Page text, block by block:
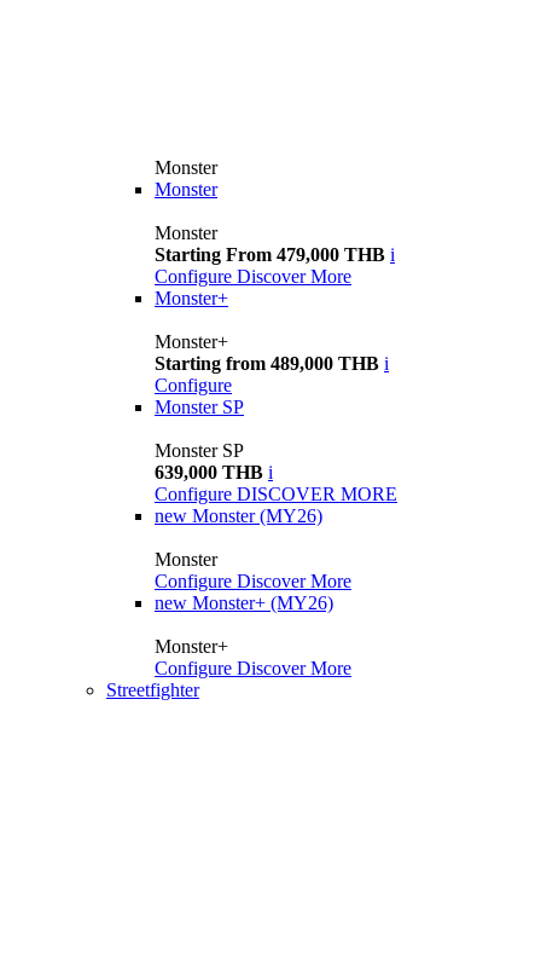
Monster
Monster
Monster
Starting From 479,000 THB i
Configure Discover More
Monster+
Monster+
Starting from 489,000 THB i
Configure
Monster SP
Monster SP
639,000 THB i
Configure DISCOVER MORE
new Monster (MY26)
Monster
Configure Discover More
new Monster+ (MY26)
Monster+
Configure Discover More
Streetfighter